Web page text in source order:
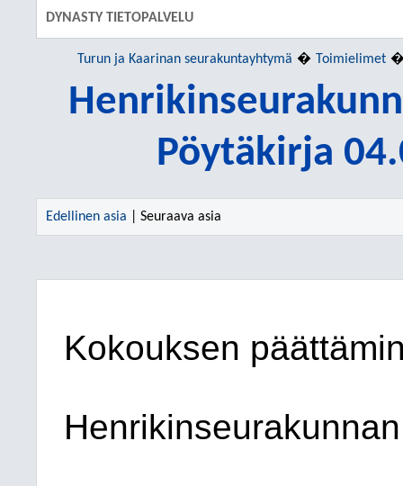
DYNASTY TIETOPALVELU
Turun ja Kaarinan seurakuntayhtymä Toimielimet
Pöytäkirja
Edellinen asia | Seuraava asia
Kokouksen